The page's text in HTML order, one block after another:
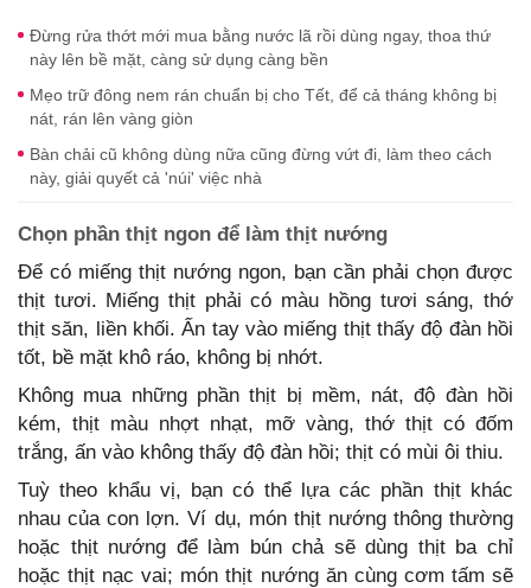
Đừng rửa thớt mới mua bằng nước lã rồi dùng ngay, thoa thứ
này lên bề mặt, càng sử dụng càng bền
Mẹo trữ đông nem rán chuẩn bị cho Tết, để cả tháng không bị
nát, rán lên vàng giòn
Bàn chải cũ không dùng nữa cũng đừng vứt đi, làm theo cách
này, giải quyết cả 'núi' việc nhà
Chọn phần thịt ngon để làm thịt nướng
Để có miếng thịt nướng ngon, bạn cần phải chọn được
thịt tươi. Miếng thịt phải có màu hồng tươi sáng, thớ
thịt săn, liền khối. Ấn tay vào miếng thịt thấy độ đàn hồi
tốt, bề mặt khô ráo, không bị nhớt.
Không mua những phần thịt bị mềm, nát, độ đàn hồi
kém, thịt màu nhợt nhạt, mỡ vàng, thớ thịt có đốm
trắng, ấn vào không thấy độ đàn hồi; thịt có mùi ôi thiu.
Tuỳ theo khẩu vị, bạn có thể lựa các phần thịt khác
nhau của con lợn. Ví dụ, món thịt nướng thông thường
hoặc thịt nướng để làm bún chả sẽ dùng thịt ba chỉ
hoặc thịt nạc vai; món thịt nướng ăn cùng cơm tấm sẽ